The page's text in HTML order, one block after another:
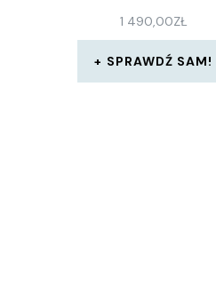
1 490,00ZŁ
SPRAWDŹ SAM!